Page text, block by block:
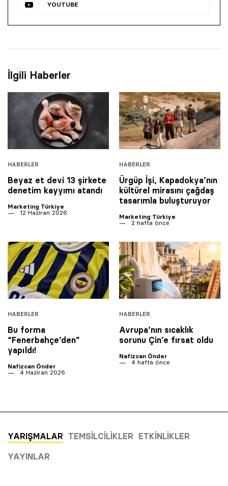
YOUTUBE
İlgili Haberler
HABERLER
Beyaz et devi 13 şirkete
denetim kayyımı atandı
Marketing Türkiye
12 Haziran 2026
HABERLER
Ürgüp İşi, Kapadokya’nın
kültürel mirasını çağdaş
tasarımla buluşturuyor
Marketing Türkiye
2 hafta önce
HABERLER
Bu forma
“Fenerbahçe’den”
yapıldı!
Nafizcan Önder
4 Haziran 2026
HABERLER
Avrupa’nın sıcaklık
sorunu Çin’e fırsat oldu
Nafizcan Önder
4 hafta önce
YARIŞMALAR TEMSILCILIKLER ETKINLIKLER
YAYINLAR